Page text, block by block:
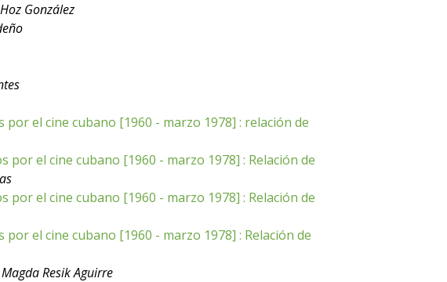
González
el cine cubano [1960 - marzo 1978] : relación de
el cine cubano [1960 - marzo 1978] : Relación de
el cine cubano [1960 - marzo 1978] : Relación de
el cine cubano [1960 - marzo 1978] : Relación de
Resik Aguirre